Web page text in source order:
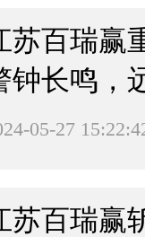
苏百瑞赢
钟长鸣，
05-27
苏百瑞赢